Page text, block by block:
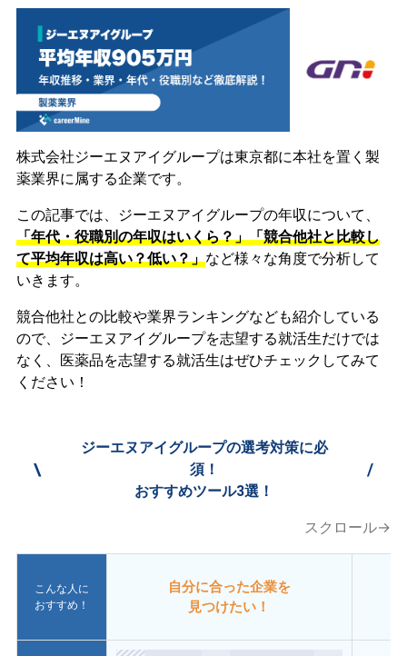
株式会社ジーエヌアイグループは東京都に本社を置く製
薬業界に属する企業です。
この記事では、ジーエヌアイグループの年収について、
「年代・役職別の年収はいくら？」「競合他社と比較し
て平均年収は高い？低い？」など様々な角度で分析して
いきます。
競合他社との比較や業界ランキングなども紹介している
ので、ジーエヌアイグループを志望する就活生だけでは
なく、医薬品を志望する就活生はぜひチェックしてみて
ください！
\
ジーエヌアイグループの選考対策に必
須！
おすすめツール3選！
/
スクロール→
こんな人に
おすすめ！
自分に合った企業を
見つけたい！